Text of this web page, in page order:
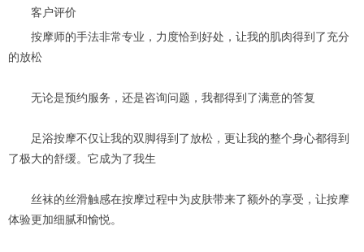
客户评价
按摩师的手法非常专业，力度恰到好处，让我的肌肉得到了充分
的放松
无论是预约服务，还是咨询问题，我都得到了满意的答复
足浴按摩不仅让我的双脚得到了放松，更让我的整个身心都得到
了极大的舒缓。它成为了我生
丝袜的丝滑触感在按摩过程中为皮肤带来了额外的享受，让按摩
体验更加细腻和愉悦。